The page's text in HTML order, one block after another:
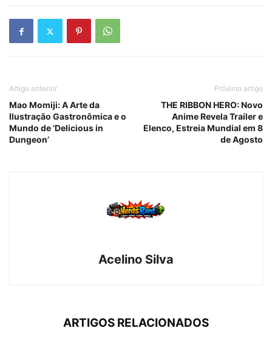
Artigo anterior
Mao Momiji: A Arte da
Ilustração Gastronômica e o
Mundo de ‘Delicious in
Dungeon’
Próximo artigo
THE RIBBON HERO: Novo
Anime Revela Trailer e
Elenco, Estreia Mundial em 8
de Agosto
Acelino Silva
ARTIGOS RELACIONADOS